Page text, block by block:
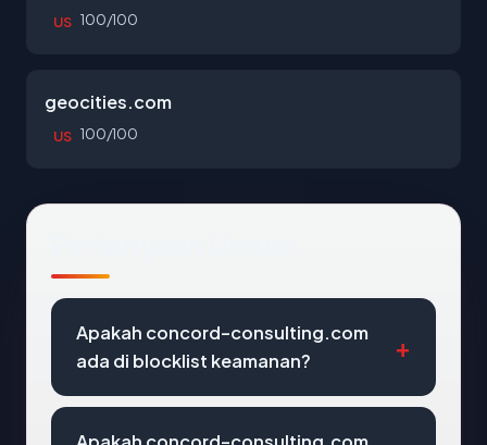
US 100/100
geocities.com
US 100/100
Apakah concord-consulting.com
ada di blocklist keamanan?